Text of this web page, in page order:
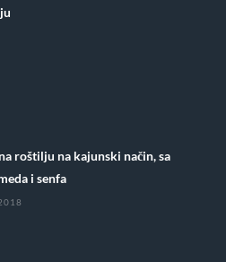
roštilju na kajunski način, sa
i senfa